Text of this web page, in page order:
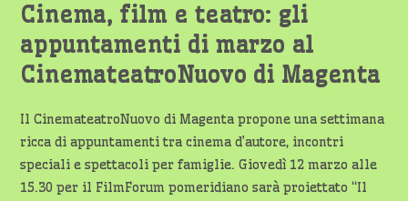
Cinema, film e teatro: gli
appuntamenti di marzo al
CinemateatroNuovo di Magenta
Il CinemateatroNuovo di Magenta propone una settimana
ricca di appuntamenti tra cinema d’autore, incontri
speciali e spettacoli per famiglie. Giovedì 12 marzo alle
15.30 per il FilmForum pomeridiano sarà proiettato “Il